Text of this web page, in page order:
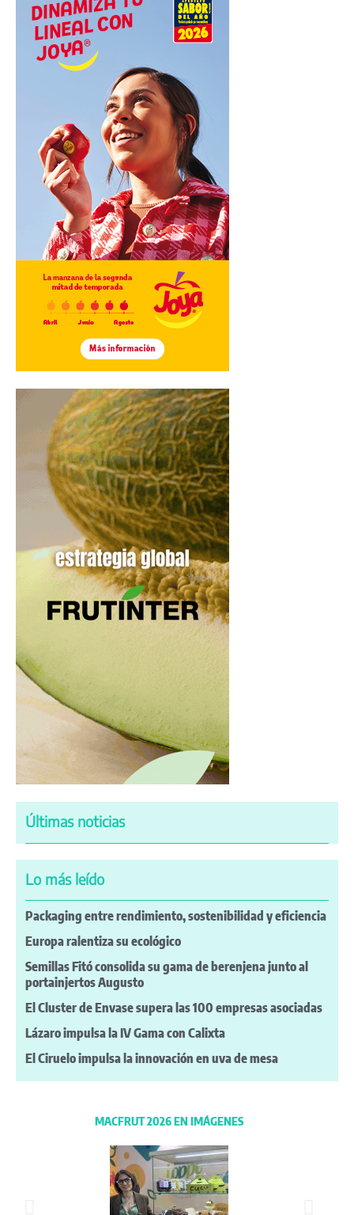
Últimas noticias
Lo más leído
Packaging entre rendimiento, sostenibilidad y eficiencia
Europa ralentiza su ecológico
Semillas Fitó consolida su gama de berenjena junto al
portainjertos Augusto
El Cluster de Envase supera las 100 empresas asociadas
Lázaro impulsa la IV Gama con Calixta
El Ciruelo impulsa la innovación en uva de mesa
MACFRUT 2026 EN IMÁGENES